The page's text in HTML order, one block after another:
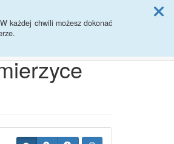
każdej chwili możesz dokonać
duży